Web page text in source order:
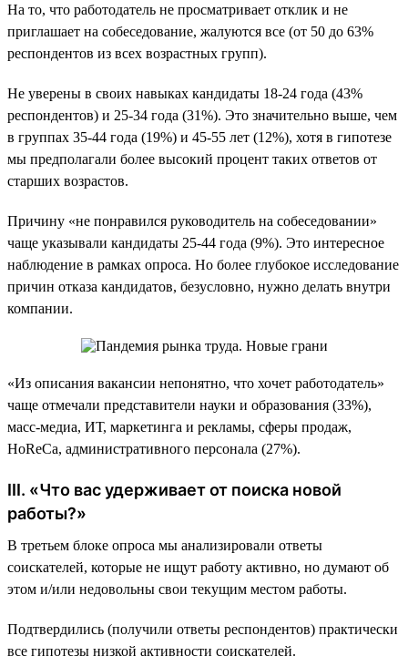
На то, что работодатель не просматривает отклик и не
приглашает на собеседование, жалуются все (от 50 до 63%
респондентов из всех возрастных групп).
Не уверены в своих навыках кандидаты 18-24 года (43%
респондентов) и 25-34 года (31%). Это значительно выше, чем
в группах 35-44 года (19%) и 45-55 лет (12%), хотя в гипотезе
мы предполагали более высокий процент таких ответов от
старших возрастов.
Причину «не понравился руководитель на собеседовании»
чаще указывали кандидаты 25-44 года (9%). Это интересное
наблюдение в рамках опроса. Но более глубокое исследование
причин отказа кандидатов, безусловно, нужно делать внутри
компании.
«Из описания вакансии непонятно, что хочет работодатель»
чаще отмечали представители науки и образования (33%),
масс-медиа, ИТ, маркетинга и рекламы, сферы продаж,
HoReCa, административного персонала (27%).
III. «Что вас удерживает от поиска новой
работы?»
В третьем блоке опроса мы анализировали ответы
соискателей, которые не ищут работу активно, но думают об
этом и/или недовольны свои текущим местом работы.
Подтвердились (получили ответы респондентов) практически
все гипотезы низкой активности соискателей.